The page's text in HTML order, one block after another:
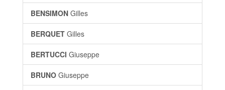
BENSIMON Gilles
BERQUET Gilles
BERTUCCI Giuseppe
BRUNO Giuseppe